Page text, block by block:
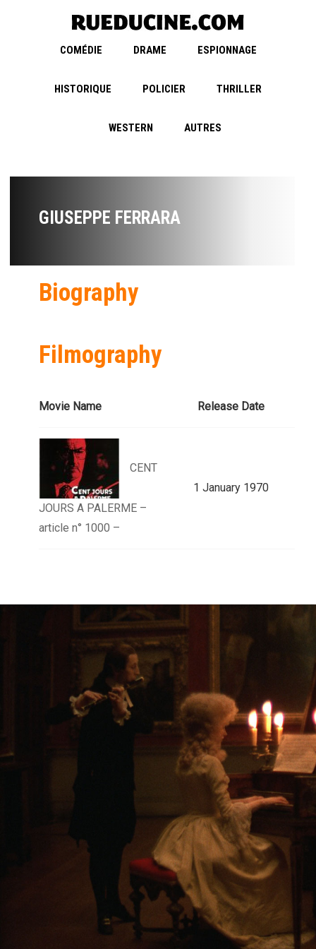
COMÉDIE DRAME ESPIONNAGE
HISTORIQUE POLICIER THRILLER
WESTERN AUTRES
GIUSEPPE FERRARA
Biography
Filmography
Movie Name Release Date
CENT
JOURS A PALERME –
article n° 1000 –
1 January 1970